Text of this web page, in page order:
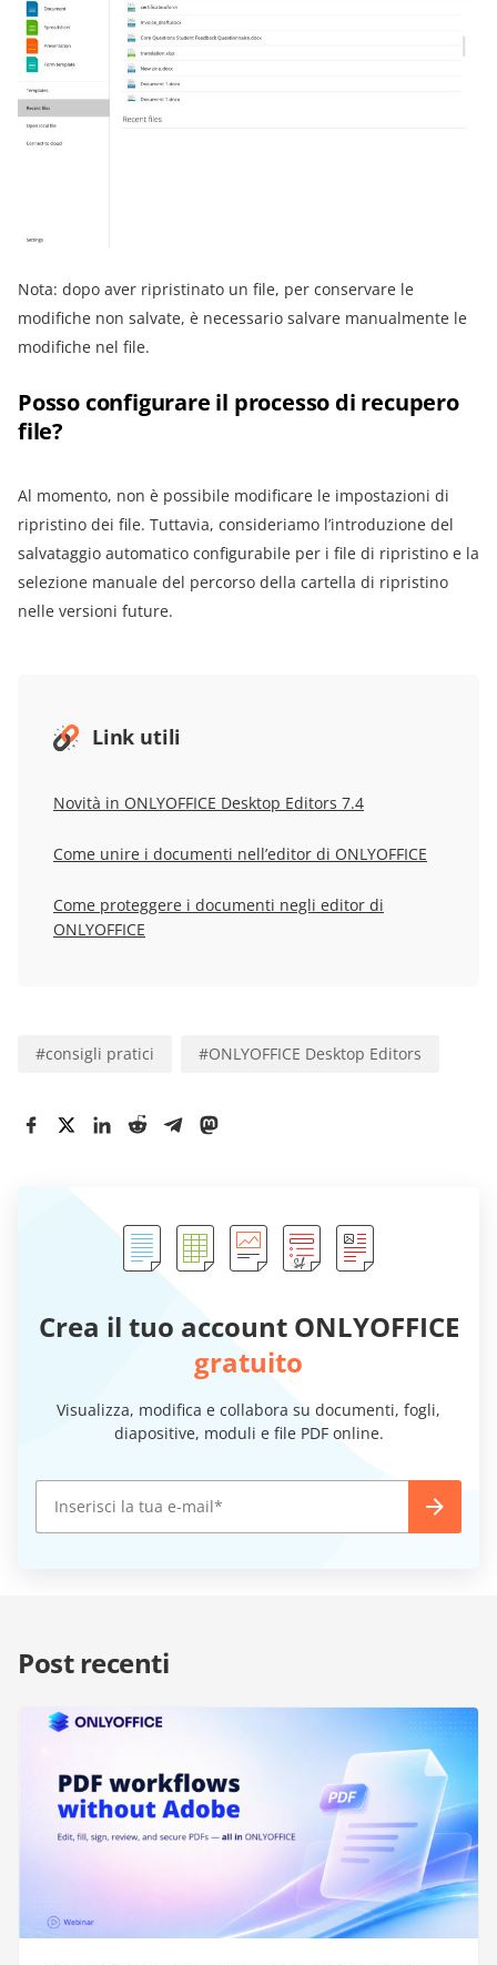
Nota: dopo aver ripristinato un file, per conservare le
modifiche non salvate, è necessario salvare manualmente le
modifiche nel file.
Posso configurare il processo di recupero
file?
Al momento, non è possibile modificare le impostazioni di
ripristino dei file. Tuttavia, consideriamo l’introduzione del
salvataggio automatico configurabile per i file di ripristino e la
selezione manuale del percorso della cartella di ripristino
nelle versioni future.
Link utili
Novità in ONLYOFFICE Desktop Editors 7.4
Come unire i documenti nell’editor di ONLYOFFICE
Come proteggere i documenti negli editor di
ONLYOFFICE
#consigli pratici #ONLYOFFICE Desktop Editors
Crea il tuo account ONLYOFFICE
gratuito
Visualizza, modifica e collabora su documenti, fogli,
diapositive, moduli e file PDF online.
Post recenti